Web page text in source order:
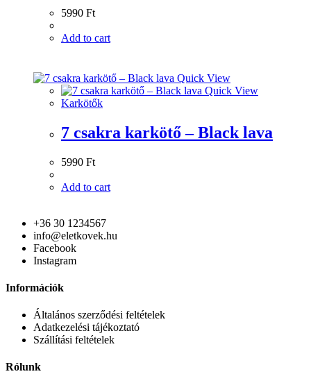
5990 Ft
Add to cart
Quick View
Quick View
Karkötők
7 csakra karkötő – Black lava
5990 Ft
Add to cart
+36 30 1234567
info@eletkovek.hu
Facebook
Instagram
Információk
Általános szerződési feltételek
Adatkezelési tájékoztató
Szállítási feltételek
Rólunk